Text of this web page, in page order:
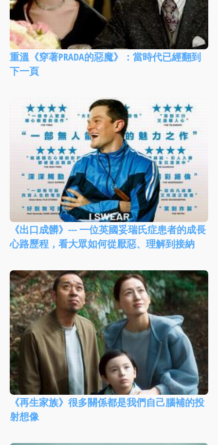
重溫《穿著PRADA的惡魔》：當時代已經翻到
下一頁
《出口成髒》--- 一位英國妥瑞氏症患者的成長
心路歷程，看大眾如何從厭惡、理解到接納
《再生家族》很多關係都是我們自己腦補的投
射想像